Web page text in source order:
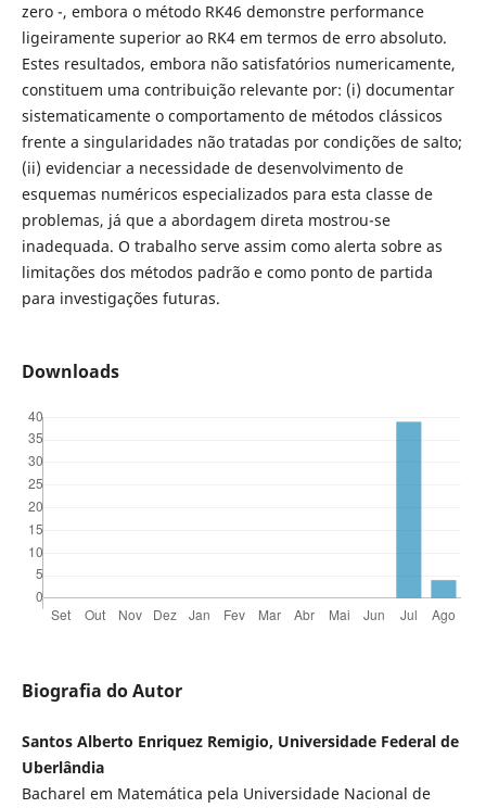
zero -, embora o método RK46 demonstre performance
ligeiramente superior ao RK4 em termos de erro absoluto.
Estes resultados, embora não satisfatórios numericamente,
constituem uma contribuição relevante por: (i) documentar
sistematicamente o comportamento de métodos clássicos
frente a singularidades não tratadas por condições de salto;
(ii) evidenciar a necessidade de desenvolvimento de
esquemas numéricos especializados para esta classe de
problemas, já que a abordagem direta mostrou-se
inadequada. O trabalho serve assim como alerta sobre as
limitações dos métodos padrão e como ponto de partida
para investigações futuras.
Downloads
Biografia do Autor
Santos Alberto Enriquez Remigio, Universidade Federal de
Uberlândia
Bacharel em Matemática pela Universidade Nacional de